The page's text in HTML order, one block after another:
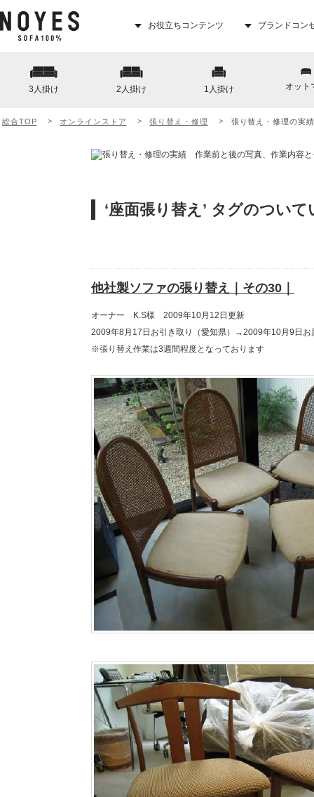
お役立ちコンテンツ ブランドコン
3人掛け 2人掛け 1人掛け オット
総合TOP オンラインストア 張り替え・修理 張り替え・修理の実績
‘座面張り替え’ タグのつい
他社製ソファの張り替え｜その30｜
オーナー K.S様 2009年10月12日更新
2009年8月17日お引き取り（愛知県）→2009年10月9日お
※張り替え作業は3週間程度となっております